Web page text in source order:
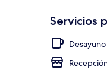
Servicios